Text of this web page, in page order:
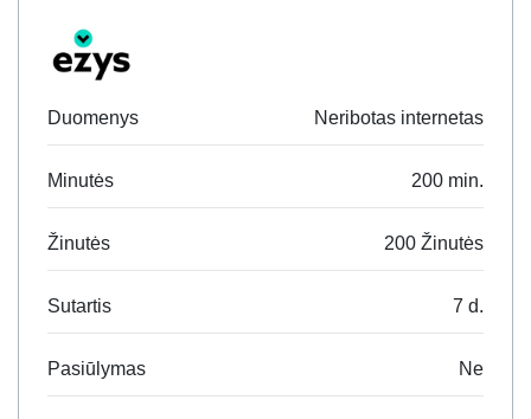
Duomenys Neribotas internetas
Minutės 200 min.
Žinutės 200 Žinutės
Sutartis 7 d.
Pasiūlymas Ne